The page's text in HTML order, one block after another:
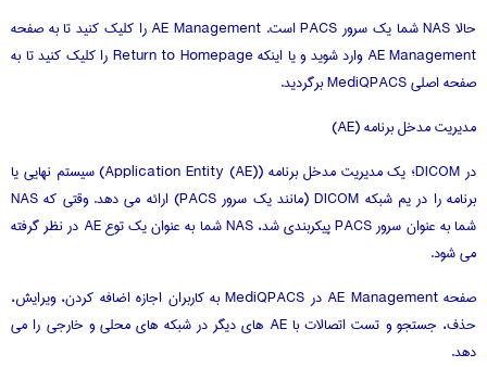
حالا NAS شما یک سرور PACS است. AE Management را کلیک کنید تا به صفحه
AE Management وارد شوید و یا اینکه Return to Homepage را کلیک کنید تا به
صفحه اصلی MediQPACS برگردید.
مدیریت مدخل برنامه (AE)
در DICOM؛ یک مدیریت مدخل برنامه (Application Entity (AE)) سیستم نهایی یا
برنامه را در یم شبکه DICOM (مانند یک سرور PACS) ارائه می دهد. وقتی که NAS
شما به عنوان سرور PACS پیکربندی شد، NAS شما به عنوان یک توع AE در نظر گرفته
می شود.
صفحه AE Management در MediQPACS به کاربران اجازه اضافه کردن، ویرایش،
حذف، جستجو و تست اتصالات با AE های دیگر در شبکه های محلی و خارجی را می
دهد.